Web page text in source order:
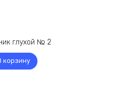
корзину